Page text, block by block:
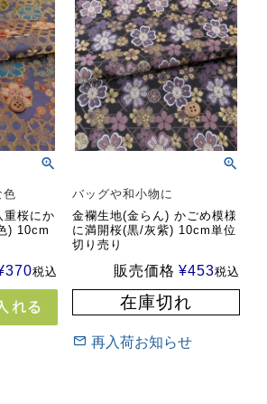
色
重桜にか
) 10cm
370税込
バッグや和小物に
金襴生地(金らん) かごめ模様
に満開桜(黒/灰紫) 10cm単位
切り売り
販売価格 ¥453税込
在庫切れ
再入荷お知らせ